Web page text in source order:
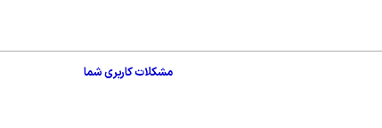
مشکلات کاربری شما